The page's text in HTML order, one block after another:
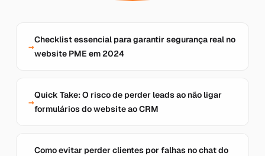
Checklist essencial para garantir segurança real no
website PME em 2024
Quick Take: O risco de perder leads ao não ligar
formulários do website ao CRM
Como evitar perder clientes por falhas no chat do